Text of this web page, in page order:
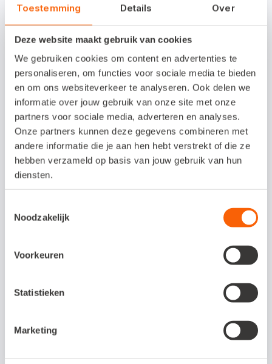
Toestemming Details Over
Deze website maakt gebruik van cookies
We gebruiken cookies om content en advertenties te
personaliseren, om functies voor sociale media te bieden
en om ons websiteverkeer te analyseren. Ook delen we
informatie over jouw gebruik van onze site met onze
partners voor sociale media, adverteren en analyses.
Onze partners kunnen deze gegevens combineren met
andere informatie die je aan hen hebt verstrekt of die ze
hebben verzameld op basis van jouw gebruik van hun
diensten.
Noodzakelijk
Voorkeuren
Statistieken
Marketing
bij jouw bedrijf past.
Slimmer en sneller
boekhouden?
Met Snelstart kies je zelf in hoeverre je je
administratie automatiseert. Van razendsnel
factureren en optimaal inzicht in je cijfers
tot een geautomatiseerd debiteurenbeheer
pakket bij jouw bedrijf past.
Bekijk meer
inhoud is met de grootste zorg samengesteld.